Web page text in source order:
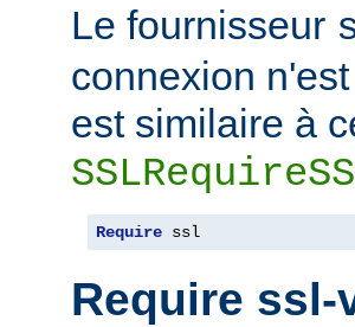
Le fournisseur
connexion
est similaire à
Require ssl
Require